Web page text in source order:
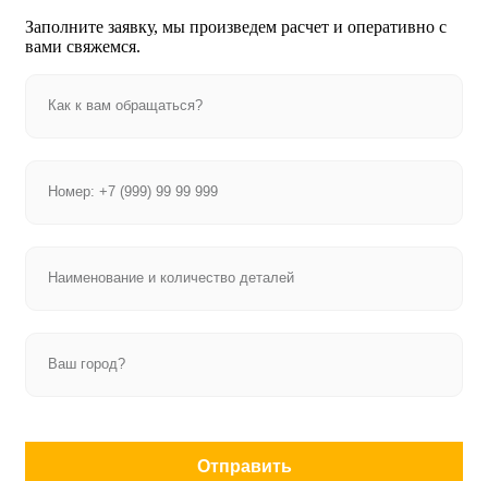
Заполните заявку, мы произведем расчет и оперативно с
вами свяжемся.
Отправить